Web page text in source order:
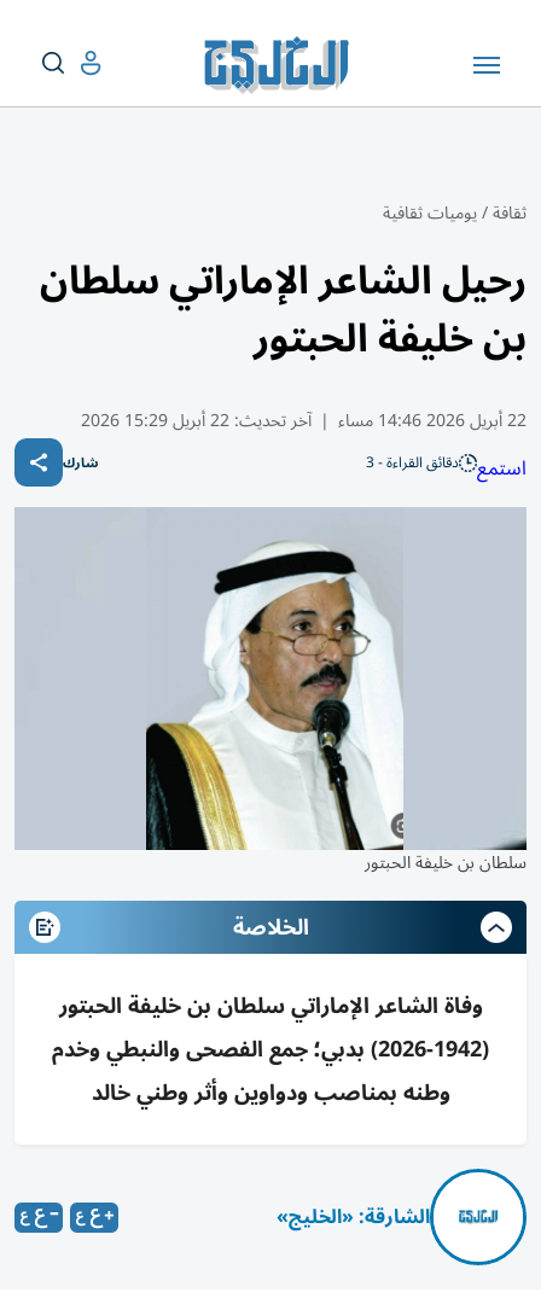
ثقافة/يوميات ثقافية
رحيل الشاعر الإماراتي سلطان
بن خليفة الحبتور
22 أبريل 2026 14:46 مساء | آخر تحديث:22 أبريل 15:29 2026
استمع دقائق القراءة - 3 شارك
سلطان بن خليفة الحبتور
الخلاصة
وفاة الشاعر الإماراتي سلطان بن خليفة الحبتور
(1942-2026) بدبي؛ جمع الفصحى والنبطي وخدم
وطنه بمناصب ودواوين وأثر وطني خالد
الشارقة: «الخليج»